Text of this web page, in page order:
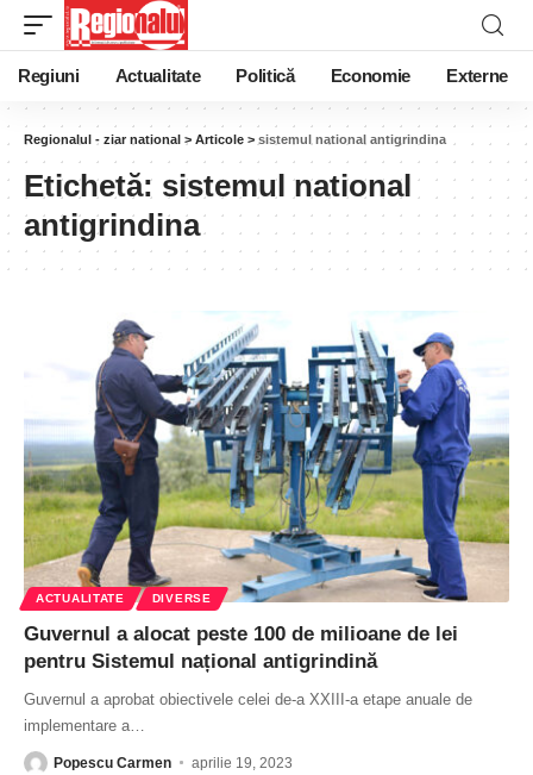
Regiuni Actualitate Politică Economie Externe
Regionalul - ziar national > Articole > sistemul national antigrindina
Etichetă: sistemul national
antigrindina
ACTUALITATE DIVERSE
Guvernul a alocat peste 100 de milioane de lei
pentru Sistemul național antigrindină
Guvernul a aprobat obiectivele celei de-a XXIII-a etape anuale de
implementare a
Popescu Carmen aprilie 19, 2023